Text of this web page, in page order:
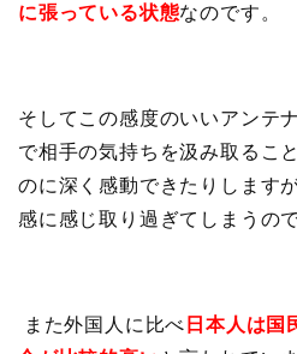
に張っている状態なのです。
そしてこの感度のいいアンテ
で相手の気持ちを汲み取るこ
のに深く感動できたりします
感に感じ取り過ぎてしまうので
また外国人に比べ 日本人は国